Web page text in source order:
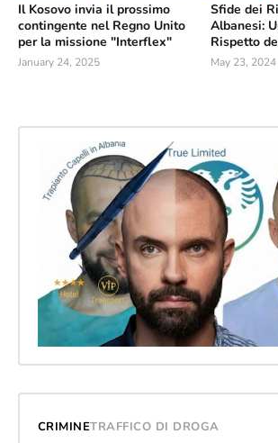
Il Kosovo invia il prossimo
contingente nel Regno Unito
per la missione "Interflex"
January 24, 2025
Sfide dei
Albanesi:
Rispetto
May 23, 2024
CRIMINETRAFFICO DI DROGA